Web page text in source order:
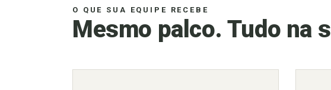
O QUE SUA EQUIPE RECEBE
Mesmo palco. Tudo na